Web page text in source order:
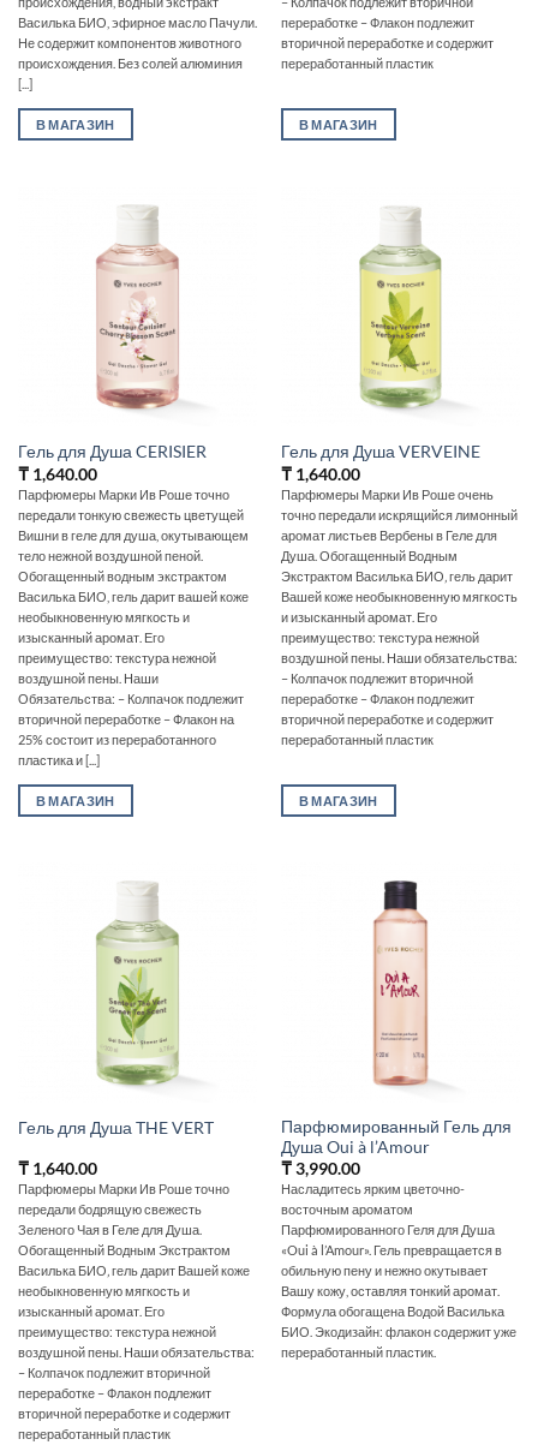
Василька БИО, эфирное масло Пачули.
Не содержит компонентов животного
происхождения. Без солей алюминия
[...]
В МАГАЗИН
переработке – Флакон подлежит
вторичной переработке и содержит
переработанный пластик
В МАГАЗИН
Гель для Душа CERISIER
₸1,640.00
Парфюмеры Марки Ив Роше точно
передали тонкую свежесть цветущей
Вишни в геле для душа, окутывающем
тело нежной воздушной пеной.
Обогащенный водным экстрактом
Василька БИО, гель дарит вашей коже
необыкновенную мягкость и
изысканный аромат. Его
преимущество: текстура нежной
воздушной пены. Наши
Обязательства: – Колпачок подлежит
вторичной переработке – Флакон на
25% состоит из переработанного
пластика и [...]
В МАГАЗИН
Гель для Душа VERVEINE
₸1,640.00
Парфюмеры Марки Ив Роше очень
точно передали искрящийся лимонный
аромат листьев Вербены в Геле для
Душа. Обогащенный Водным
Экстрактом Василька БИО‚ гель дарит
Вашей коже необыкновенную мягкость
и изысканный аромат. Его
преимущество: текстура нежной
воздушной пены. Наши обязательства:
– Колпачок подлежит вторичной
переработке – Флакон подлежит
вторичной переработке и содержит
переработанный пластик
В МАГАЗИН
Гель для Душа THE VERT
₸1,640.00
Парфюмеры Марки Ив Роше точно
передали бодрящую свежесть
Зеленого Чая в Геле для Душа.
Обогащенный Водным Экстрактом
Василька БИО‚ гель дарит Вашей коже
необыкновенную мягкость и
изысканный аромат. Его
преимущество: текстура нежной
воздушной пены. Наши обязательства:
– Колпачок подлежит вторичной
переработке – Флакон подлежит
вторичной переработке и содержит
переработанный пластик
Парфюмированный Гель для
Душа Oui à l’Amour
₸3,990.00
Насладитесь ярким цветочно-
восточным ароматом
Парфюмированного Геля для Душа
«Oui à l’Amour». Гель превращается в
обильную пену и нежно окутывает
Вашу кожу, оставляя тонкий аромат.
Формула обогащена Водой Василька
БИО. Экодизайн: флакон содержит уже
переработанный пластик.